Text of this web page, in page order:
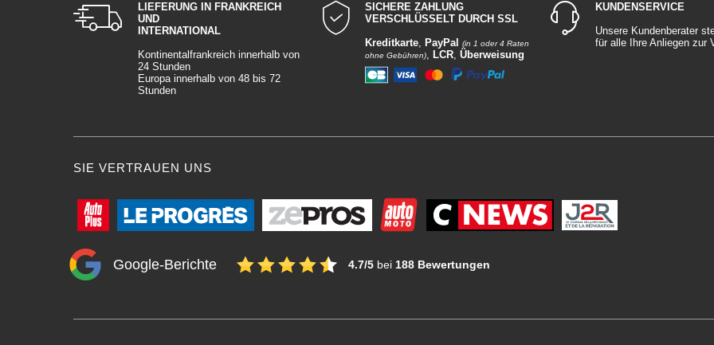
LIEFERUNG IN FRANKREICH
UND
INTERNATIONAL
Kontinentalfrankreich innerhalb von
24 Stunden
Europa innerhalb von 48 bis 72
Stunden
SICHERE ZAHLUNG
VERSCHLÜSSELT DURCH SSL
Kreditkarte, PayPal
(in 1 oder 4 Raten
ohne Gebühren), LCR,Überweisung
KUNDENSERVICE
Unsere Kundenberater
für alle Ihre Anliegen zur
SIE VERTRAUEN UNS
Google-Berichte 4.7/5 bei 188 Bewertungen